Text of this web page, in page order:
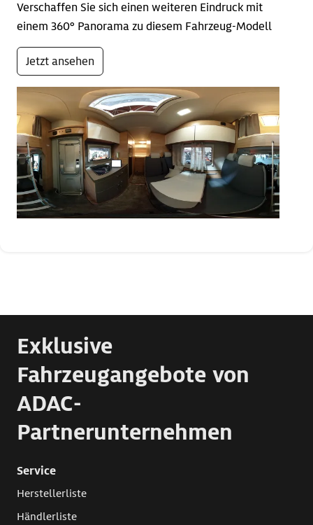
Verschaffen Sie sich einen weiteren Eindruck mit
einem 360° Panorama zu diesem Fahrzeug-Modell
Jetzt ansehen
Exklusive
Fahrzeugangebote von
ADAC-
Partnerunternehmen
Service
Herstellerliste
Händlerliste